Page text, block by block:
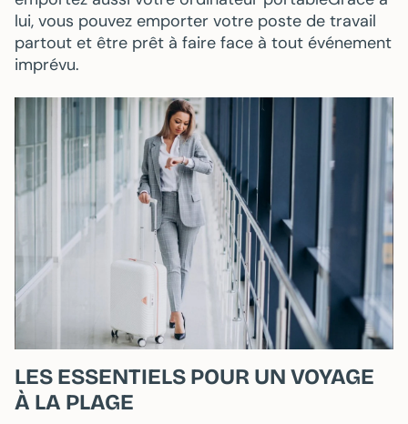
lui, vous pouvez emporter votre poste de travail
partout et être prêt à faire face à tout événement
imprévu.
LES ESSENTIELS POUR UN VOYAGE
À LA PLAGE